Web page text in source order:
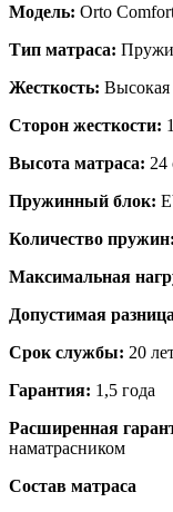
Модель: Orto
Тип матраса:
Жесткость: Высокая
Сторон жесткости: 1
Высота матраса: 24
Пружинный блок:
Количество пружин:
Максимальная
Допустимая
Срок службы: 20
Гарантия: 1,5 года
Расширенная
наматрасником
Состав матраса